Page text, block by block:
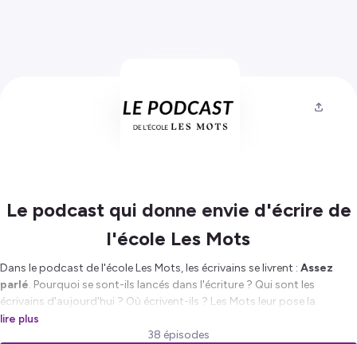
Le podcast qui donne envie d'écrire de
l'école Les Mots
Dans le podcast de l'école Les Mots, les écrivains se livrent : Assez
parlé. Pourquoi se sont-ils lancés dans l'écriture ? Qui sont les
écrivains d'aujourd'hui ? Où écrivent-ils ? Les Mots leur pose la
question !
“Écrire” : un acte divin, ineffable, inspiré ? A l’école d’écriture Les Mots,
lire plus
38 épisodes